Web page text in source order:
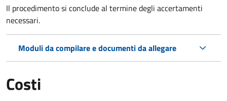
Il procedimento si conclude al termine degli accertamenti
necessari.
Moduli da compilare e documenti da allegare
Costi